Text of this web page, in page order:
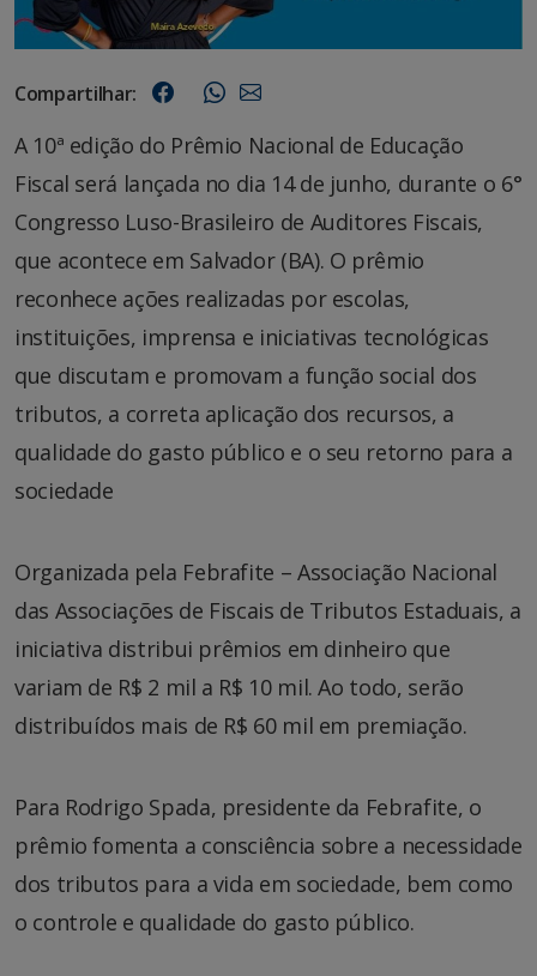
Compartilhar:
A 10ª edição do Prêmio Nacional de Educação
Fiscal será lançada no dia 14 de junho, durante o 6°
Congresso Luso-Brasileiro de Auditores Fiscais,
que acontece em Salvador (BA). O prêmio
reconhece ações realizadas por escolas,
instituições, imprensa e iniciativas tecnológicas
que discutam e promovam a função social dos
tributos, a correta aplicação dos recursos, a
qualidade do gasto público e o seu retorno para a
sociedade
Organizada pela Febrafite – Associação Nacional
das Associações de Fiscais de Tributos Estaduais, a
iniciativa distribui prêmios em dinheiro que
variam de R$ 2 mil a R$ 10 mil. Ao todo, serão
distribuídos mais de R$ 60 mil em premiação.
Para Rodrigo Spada, presidente da Febrafite, o
prêmio fomenta a consciência sobre a necessidade
dos tributos para a vida em sociedade, bem como
o controle e qualidade do gasto público.